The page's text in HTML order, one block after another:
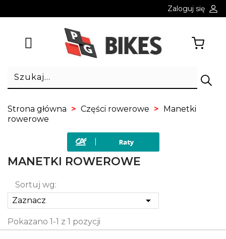
Zaloguj się
Strona główna Części rowerowe
Manetki
rowerowe
MANETKI ROWEROWE
Sortuj wg:
Zaznacz

Pokazano 1-1 z 1 pozycji